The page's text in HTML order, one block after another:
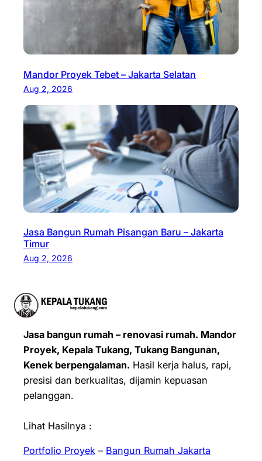
Mandor Proyek Tebet – Jakarta Selatan
Aug 2, 2026
Jasa Bangun Rumah Pisangan Baru – Jakarta
Timur
Aug 2, 2026
Jasa bangun rumah – renovasi rumah. Mandor
Proyek, Kepala Tukang, Tukang Bangunan,
Kenek berpengalaman. Hasil kerja halus, rapi,
presisi dan berkualitas, dijamin kepuasan
pelanggan.
Lihat Hasilnya :
Portfolio Proyek – Bangun Rumah Jakarta